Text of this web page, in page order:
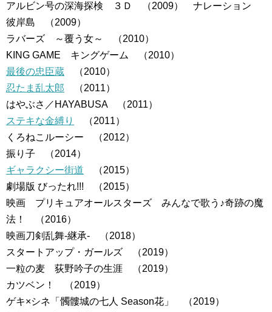
アルビン号の深海探検 ３Ｄ （2009） ナレーション
彼岸島 （2009）
ラバーズ ～覆う女～ （2010）
KING GAME キングゲーム （2010）
最後の忠臣蔵 （2010）
忍たま乱太郎 （2011）
はやぶさ／HAYABUSA （2011）
ステキな金縛り
（2011）
くろねこルーシー （2012）
振り子 （2014）
ギャラクシー街道 （2015）
劇場版 びったれ!!! （2015）
映画 プリキュアオールスターズ みんなで歌う♪奇跡の魔
法！ （2016）
映画刀剣乱舞-継承- （2018）
スタートアップ・ガールズ （2019）
一粒の麦 荻野吟子の生涯 （2019）
カツベン！ （2019）
ゲキ×シネ「髑髏城の七人 Season花」 （2019）